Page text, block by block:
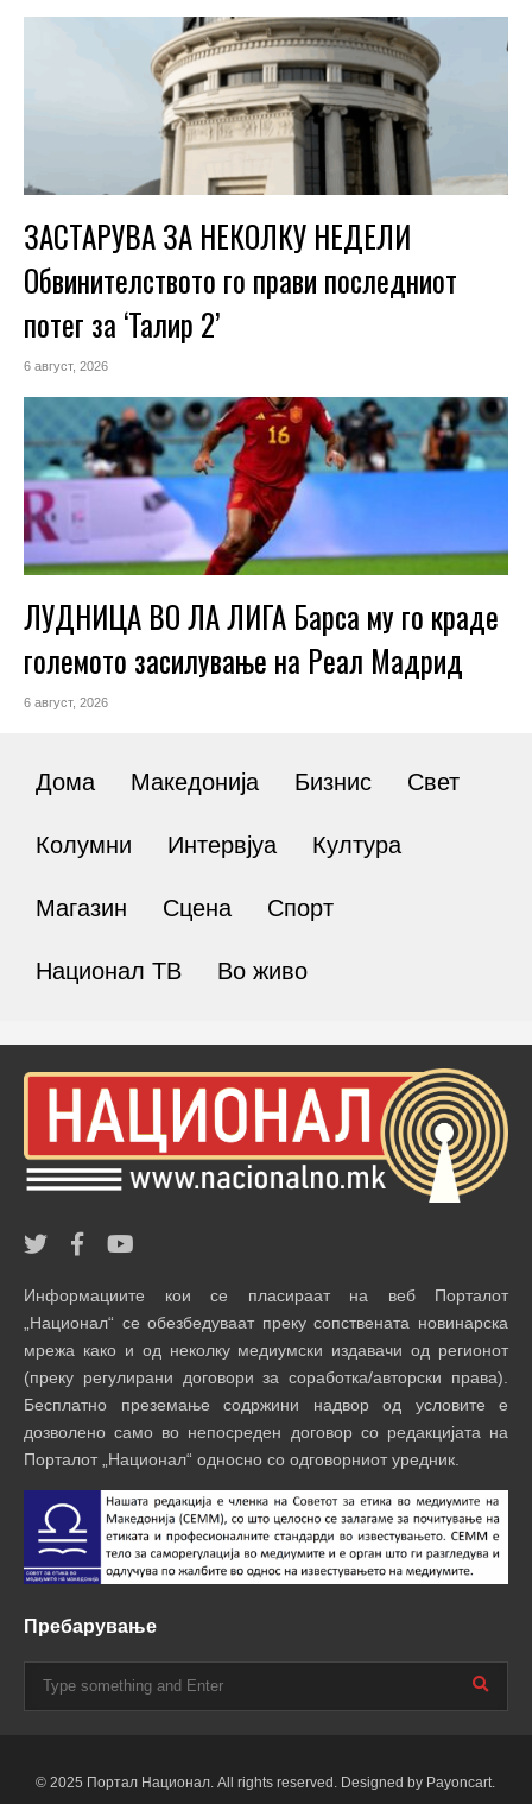
ЗАСТАРУВА ЗА НЕКОЛКУ НЕДЕЛИ
Обвинителството го прави последниот
потег за ‘Талир 2’
6 август, 2026
ЛУДНИЦА ВО ЛА ЛИГА Барса му го краде
големото засилување на Реал Мадрид
6 август, 2026
Дома Македонија Бизнис Свет
Колумни Интервјуа Култура
Магазин Сцена Спорт
Национал ТВ Во живо
Информациите кои се пласираат на веб Порталот
„Национал“ се обезбедуваат преку сопствената новинарска
мрежа како и од неколку медиумски издавачи од регионот
(преку регулирани договори за соработка/авторски права).
Бесплатно преземање содржини надвор од условите е
дозволено само во непосреден договор со редакцијата на
Порталот „Национал“ односно со одговорниот уредник.
Пребарување
© 2025 Портал Национал. All rights reserved. Designed by Payoncart.